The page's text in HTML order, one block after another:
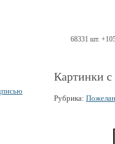
68331 шт.
Картинки с
Рубрика: